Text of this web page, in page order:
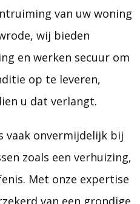
van uw woning
wij bieden
en werken secuur om
op te leveren,
u dat verlangt.
vaak onvermijdelijk bij
zoals een verhuizing,
Met onze expertise
van een grondige